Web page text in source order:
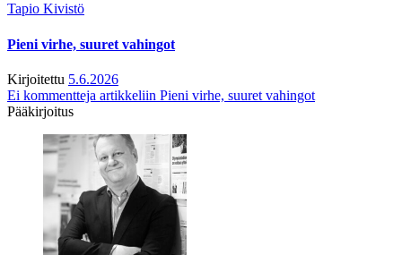
Tapio Kivistö
Pieni virhe, suuret vahingot
Kirjoitettu 5.6.2026
Ei kommentteja artikkeliin Pieni virhe, suuret vahingot
Pääkirjoitus